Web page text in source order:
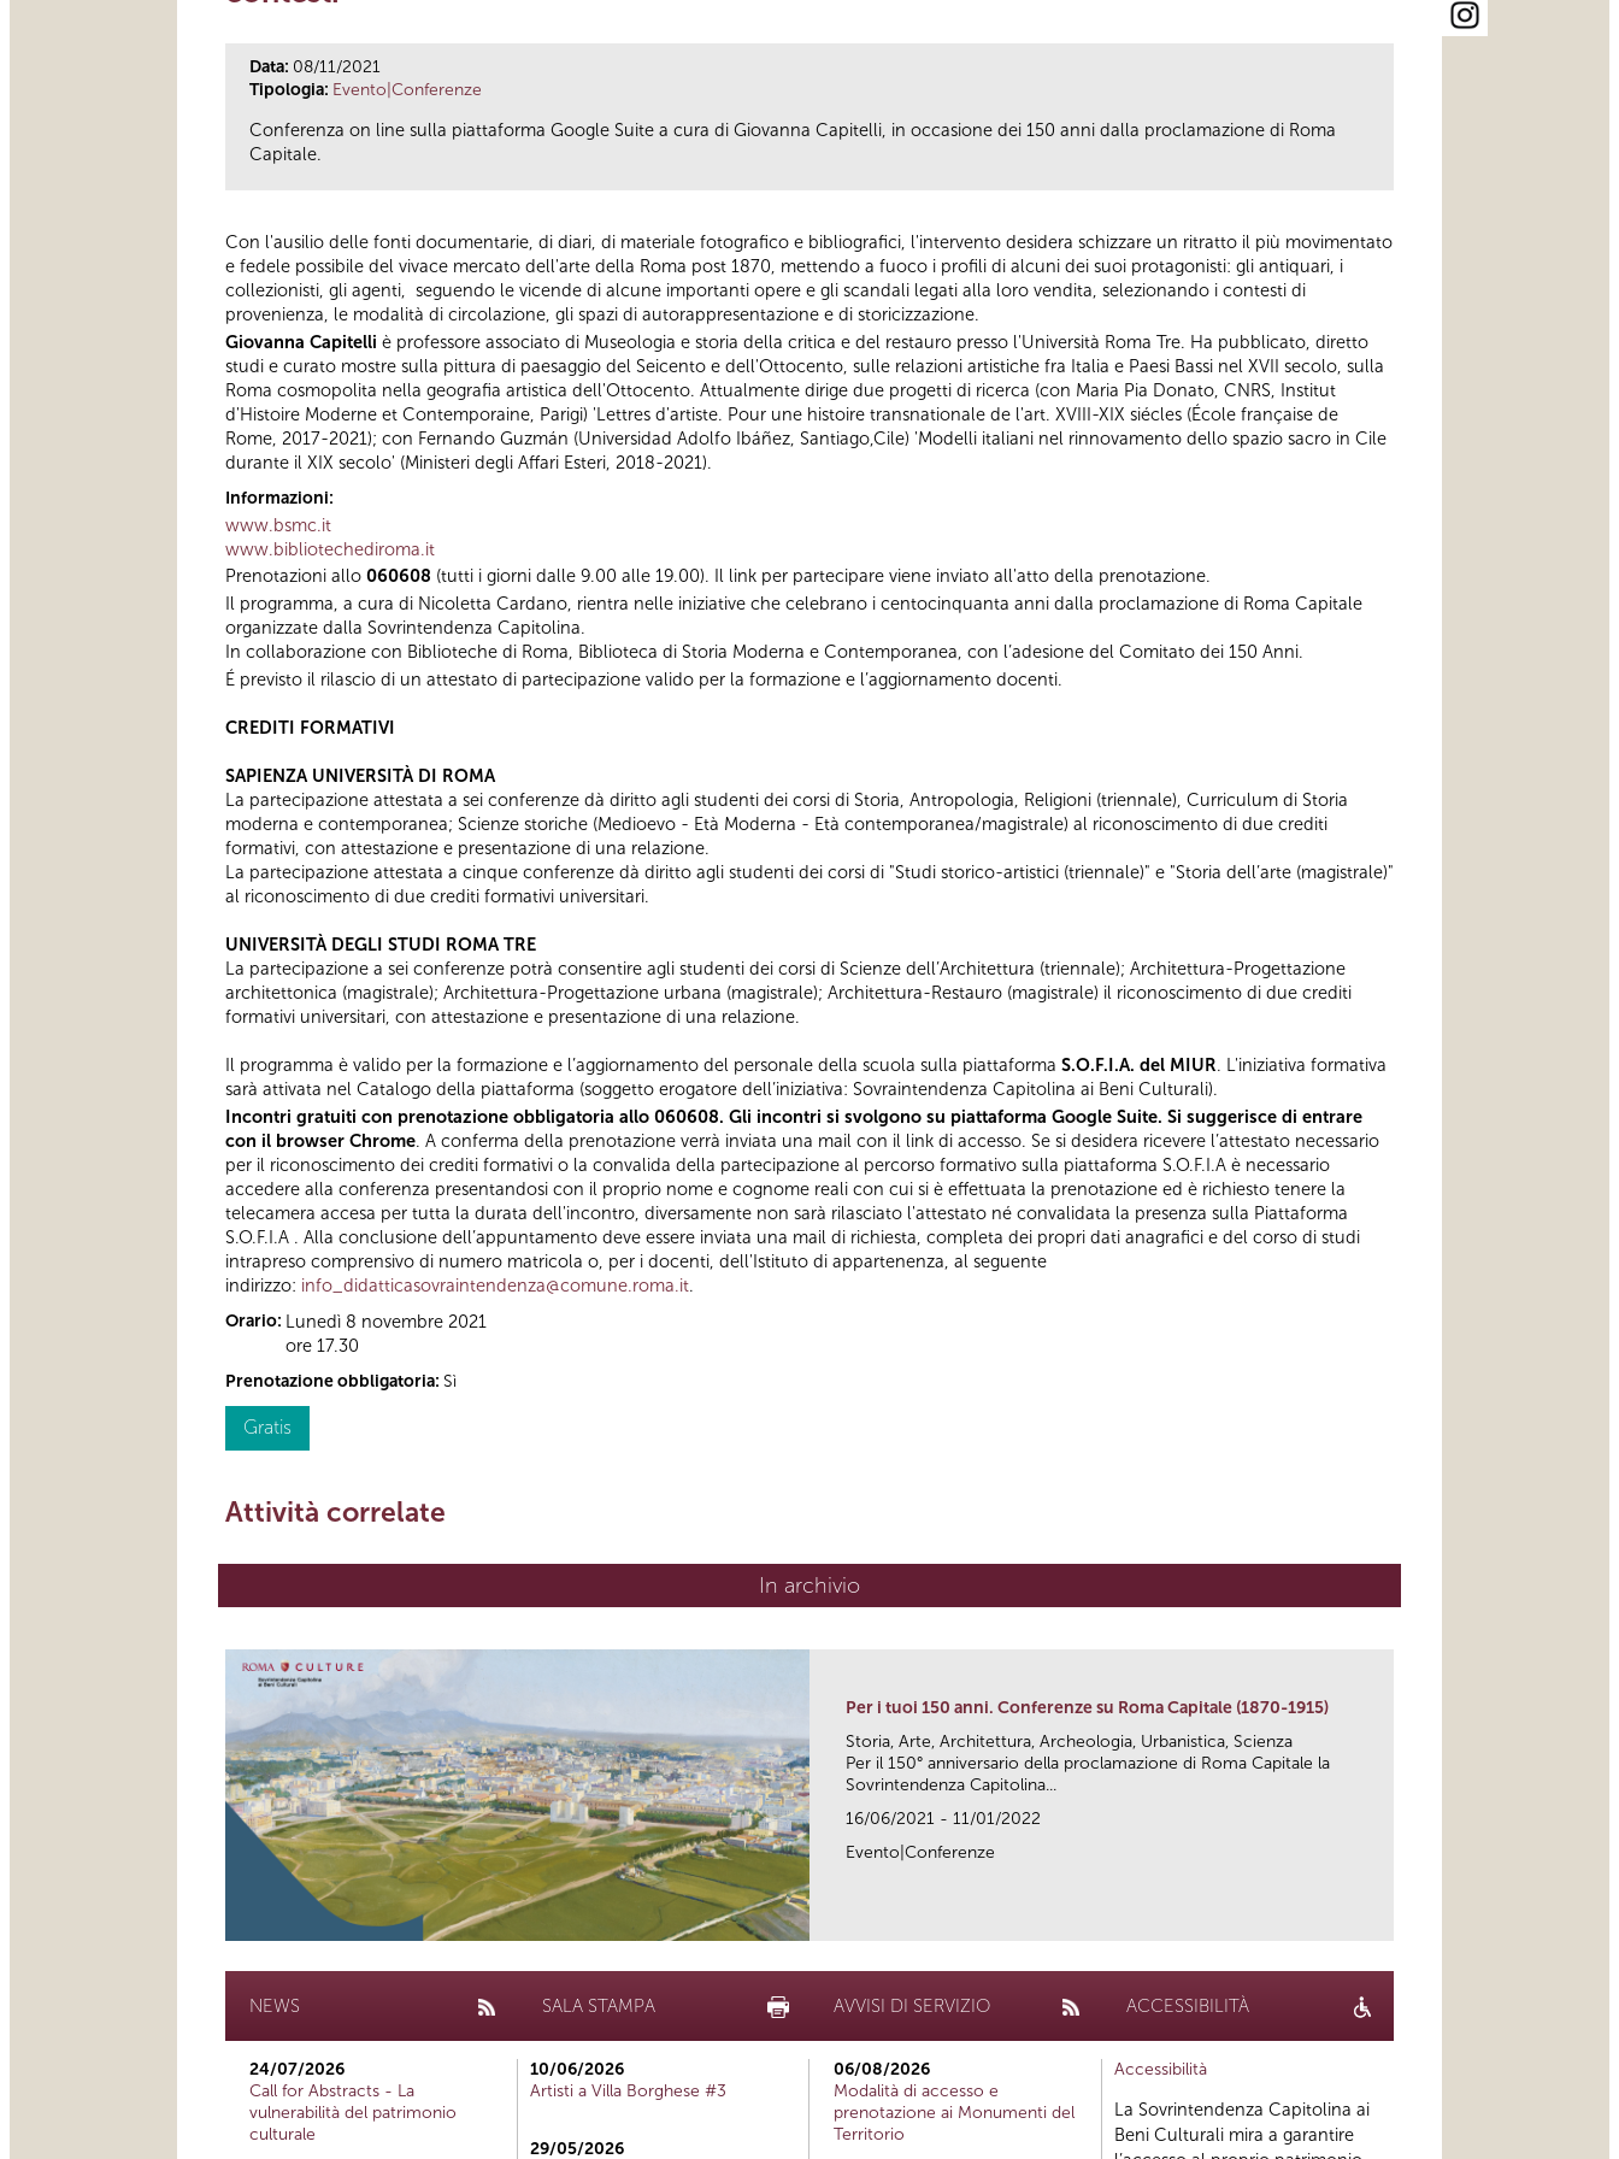
Data: 08/11/2021
Tipologia: Evento|Conferenze
Conferenza on line sulla piattaforma Google Suite a cura di Giovanna Capitelli, in occasione dei 150 anni dalla proclamazione di Roma
Capitale.
Con l'ausilio delle fonti documentarie, di diari, di materiale fotografico e bibliografici, l'intervento desidera schizzare un ritratto il più movimentato
e fedele possibile del vivace mercato dell'arte della Roma post 1870, mettendo a fuoco i profili di alcuni dei suoi protagonisti: gli antiquari, i
collezionisti, gli agenti, seguendo le vicende di alcune importanti opere e gli scandali legati alla loro vendita, selezionando i contesti di
provenienza, le modalità di circolazione, gli spazi di autorappresentazione e di storicizzazione.
Giovanna Capitelli è professore associato di Museologia e storia della critica e del restauro presso l'Università Roma Tre. Ha pubblicato, diretto
studi e curato mostre sulla pittura di paesaggio del Seicento e dell'Ottocento, sulle relazioni artistiche fra Italia e Paesi Bassi nel XVII secolo, sulla
Roma cosmopolita nella geografia artistica dell'Ottocento. Attualmente dirige due progetti di ricerca (con Maria Pia Donato, CNRS, Institut
d'Histoire Moderne et Contemporaine, Parigi) 'Lettres d'artiste. Pour une histoire transnationale de l'art. XVIII-XIX siécles (École française de
Rome, 2017-2021); con Fernando Guzmán (Universidad Adolfo Ibáñez, Santiago,Cile) 'Modelli italiani nel rinnovamento dello spazio sacro in Cile
durante il XIX secolo' (Ministeri degli Affari Esteri, 2018-2021).
Informazioni:
www.bsmc.it
www.bibliotechediroma.it
Prenotazioni allo 060608 (tutti i giorni dalle 9.00 alle 19.00). Il link per partecipare viene inviato all'atto della prenotazione.
Il programma, a cura di Nicoletta Cardano, rientra nelle iniziative che celebrano i centocinquanta anni dalla proclamazione di Roma Capitale
organizzate dalla Sovrintendenza Capitolina.
In collaborazione con Biblioteche di Roma, Biblioteca di Storia Moderna e Contemporanea, con l’adesione del Comitato dei 150 Anni.
É previsto il rilascio di un attestato di partecipazione valido per la formazione e l’aggiornamento docenti.
CREDITI FORMATIVI
SAPIENZA UNIVERSITÀ DI ROMA
La partecipazione attestata a sei conferenze dà diritto agli studenti dei corsi di Storia, Antropologia, Religioni (triennale), Curriculum di Storia
moderna e contemporanea; Scienze storiche (Medioevo - Età Moderna - Età contemporanea/magistrale) al riconoscimento di due crediti
formativi, con attestazione e presentazione di una relazione.
​La partecipazione attestata a cinque conferenze dà diritto agli studenti dei corsi di "Studi storico-artistici (triennale)" e "Storia dell’arte (magistrale)"
al riconoscimento di due crediti formativi universitari.
UNIVERSITÀ DEGLI STUDI ROMA TRE
La partecipazione a sei conferenze potrà consentire agli studenti dei corsi di Scienze dell’Architettura (triennale); Architettura-Progettazione
architettonica (magistrale); Architettura-Progettazione urbana (magistrale); Architettura-Restauro (magistrale) il riconoscimento di due crediti
formativi universitari, con attestazione e presentazione di una relazione.
Il programma è valido per la formazione e l’aggiornamento del personale della scuola sulla piattaforma S.O.F.I.A. del MIUR. L'iniziativa formativa
sarà attivata nel Catalogo della piattaforma (soggetto erogatore dell’iniziativa: Sovraintendenza Capitolina ai Beni Culturali).
Incontri gratuiti con prenotazione obbligatoria allo 060608. Gli incontri si svolgono su piattaforma Google Suite. Si suggerisce di entrare
con il browser Chrome. A conferma della prenotazione verrà inviata una mail con il link di accesso. Se si desidera ricevere l’attestato necessario
per il riconoscimento dei crediti formativi o la convalida della partecipazione al percorso formativo sulla piattaforma S.O.F.I.A è necessario
accedere alla conferenza presentandosi con il proprio nome e cognome reali con cui si è effettuata la prenotazione ed è richiesto tenere la
telecamera accesa per tutta la durata dell'incontro, diversamente non sarà rilasciato l'attestato né convalidata la presenza sulla Piattaforma
S.O.F.I.A . Alla conclusione dell’appuntamento deve essere inviata una mail di richiesta, completa dei propri dati anagrafici e del corso di studi
intrapreso comprensivo di numero matricola o, per i docenti, dell'Istituto di appartenenza, al seguente
indirizzo: info_didatticasovraintendenza@comune.roma.it.
Orario: Lunedì 8 novembre 2021
ore 17.30
Prenotazione obbligatoria: Sì
Gratis
Attività correlate
In archivio
Per i tuoi 150 anni. Conferenze su Roma Capitale (1870-1915)
Storia, Arte, Architettura, Archeologia, Urbanistica, Scienza
Per il 150° anniversario della proclamazione di Roma Capitale la
Sovrintendenza Capitolina...
16/06/2021 - 11/01/2022
Evento|Conferenze
NEWS
24/07/2026
Call for Abstracts - La
vulnerabilità del patrimonio
culturale
SALA STAMPA
10/06/2026
Artisti a Villa Borghese #3
29/05/2026
AVVISI DI SERVIZIO
06/08/2026
Modalità di accesso e
prenotazione ai Monumenti del
Territorio
ACCESSIBILITÀ
Accessibilità
La Sovrintendenza Capitolina ai
Beni Culturali mira a garantire